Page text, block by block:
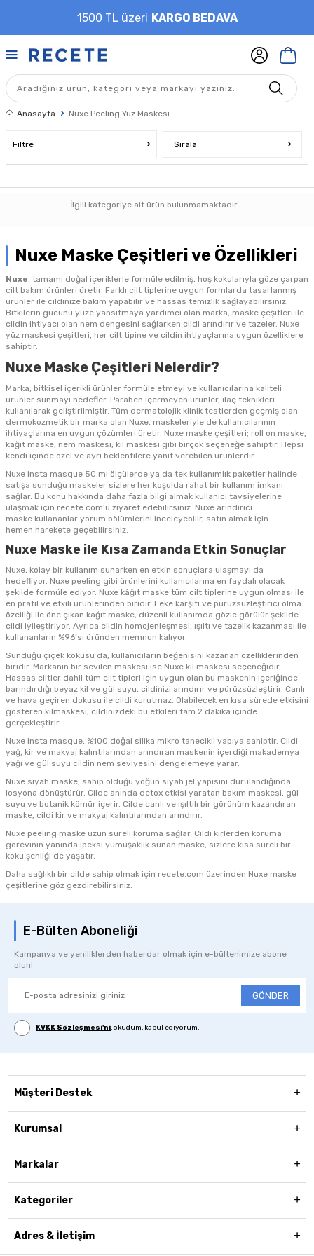
1500 TL üzeri KARGO BEDAVA
Anasayfa Nuxe Peeling Yüz Maskesi
Filtre Sırala
İlgili kategoriye ait ürün bulunmamaktadır.
Nuxe Maske Çeşitleri ve Özellikleri
Nuxe, tamamı doğal içeriklerle formüle edilmiş, hoş kokularıyla göze çarpan
cilt bakım ürünleri üretir. Farklı cilt tiplerine uygun formlarda tasarlanmış
ürünler ile cildinize bakım yapabilir ve hassas temizlik sağlayabilirsiniz.
Bitkilerin gücünü yüze yansıtmaya yardımcı olan marka, maske çeşitleri ile
cildin ihtiyacı olan nem dengesini sağlarken cildi arındırır ve tazeler. Nuxe
yüz maskesi çeşitleri, her cilt tipine ve cildin ihtiyaçlarına uygun özelliklere
sahiptir.
Nuxe Maske Çeşitleri Nelerdir?
Marka, bitkisel içerikli ürünler formüle etmeyi ve kullanıcılarına kaliteli
ürünler sunmayı hedefler. Paraben içermeyen ürünler, ilaç teknikleri
kullanılarak geliştirilmiştir. Tüm dermatolojik klinik testlerden geçmiş olan
dermokozmetik bir marka olan Nuxe, maskeleriyle de kullanıcılarının
ihtiyaçlarına en uygun çözümleri üretir. Nuxe maske çeşitleri; roll on maske,
kağıt maske, nem maskesi, kil maskesi gibi birçok seçeneğe sahiptir. Hepsi
kendi içinde özel ve ayrı beklentilere yanıt verebilen ürünlerdir.
Nuxe insta masque 50 ml ölçülerde ya da tek kullanımlık paketler halinde
satışa sunduğu maskeler sizlere her koşulda rahat bir kullanım imkanı
sağlar. Bu konu hakkında daha fazla bilgi almak kullanıcı tavsiyelerine
ulaşmak için recete.com’u ziyaret edebilirsiniz. Nuxe arındırıcı
maske kullananlar yorum bölümlerini inceleyebilir, satın almak için
hemen harekete geçebilirsiniz.
Nuxe Maske ile Kısa Zamanda Etkin Sonuçlar
Nuxe, kolay bir kullanım sunarken en etkin sonuçlara ulaşmayı da
hedefliyor. Nuxe peeling gibi ürünlerini kullanıcılarına en faydalı olacak
şekilde formüle ediyor. Nuxe kâğıt maske tüm cilt tiplerine uygun olması ile
en pratil ve etkili ürünlerinden biridir. Leke karşıtı ve pürüzsüzleştirici olma
özelliği ile öne çıkan kağıt maske, düzenli kullanımda gözle görülür şekilde
cildi iyileştiriyor. Ayrıca cildin homojenleşmesi, ışıltı ve tazelik kazanması ile
kullananların %96’sı üründen memnun kalıyor.
Sunduğu çiçek kokusu da, kullanıcıların beğenisini kazanan özelliklerinden
biridir. Markanın bir sevilen maskesi ise Nuxe kil maskesi seçeneğidir.
Hassas ciltler dahil tüm cilt tipleri için uygun olan bu maskenin içeriğinde
barındırdığı beyaz kil ve gül suyu, cildinizi arındırır ve pürüzsüzleştirir. Canlı
ve hava geçiren dokusu ile cildi kurutmaz. Olabilecek en kısa sürede etkisini
gösteren kilmaskesi, cildinizdeki bu etkileri tam 2 dakika içinde
gerçekleştirir.
Nuxe insta masque, %100 doğal silika mikro tanecikli yapıya sahiptir. Cildi
yağ, kir ve makyaj kalıntılarından arındıran maskenin içerdiği makademya
yağı ve gül suyu cildin nem seviyesini dengelemeye yarar.
Nuxe siyah maske, sahip olduğu yoğun siyah jel yapısını durulandığında
losyona dönüştürür. Cilde anında detox etkisi yaratan bakım maskesi, gül
suyu ve botanik kömür içerir. Cilde canlı ve ışıltılı bir görünüm kazandıran
maske, cildi kir ve makyaj kalıntılarından arındırır.
Nuxe peeling maske uzun süreli koruma sağlar. Cildi kirlerden koruma
görevinin yanında ipeksi yumuşaklık sunan maske, sizlere kısa süreli bir
koku şenliği de yaşatır.
Daha sağlıklı bir cilde sahip olmak için recete.com üzerinden Nuxe maske
çeşitlerine göz gezdirebilirsiniz.
E-Bülten Aboneliği
Kampanya ve yeniliklerden haberdar olmak için e-bültenimize abone
olun!
GÖNDER
KVKK Sözleşmesi'ni, okudum, kabul ediyorum.
Müşteri Destek
Kurumsal
Markalar
Kategoriler
Adres & İletişim